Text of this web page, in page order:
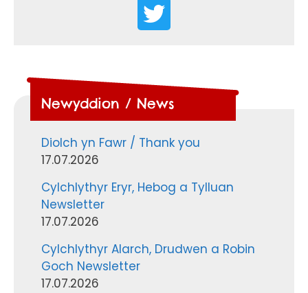
Newyddion / News
Diolch yn Fawr / Thank you
17.07.2026
Cylchlythyr Eryr, Hebog a Tylluan
Newsletter
17.07.2026
Cylchlythyr Alarch, Drudwen a Robin
Goch Newsletter
17.07.2026